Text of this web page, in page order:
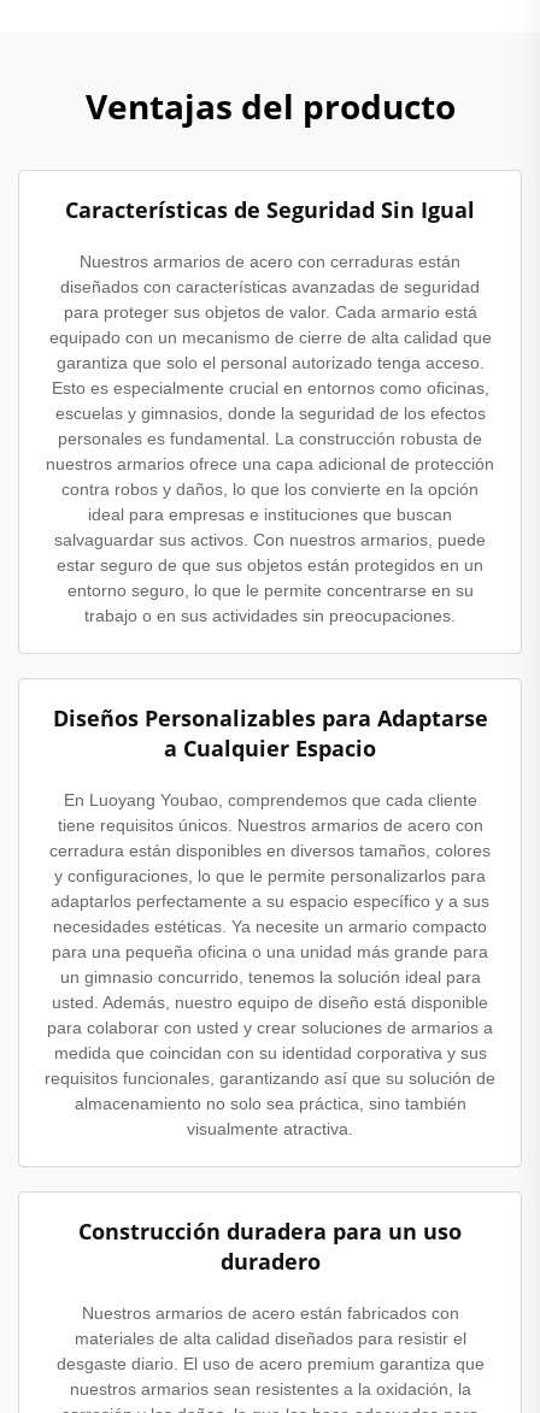
Ventajas del producto
Características de Seguridad Sin Igual
Nuestros armarios de acero con cerraduras están
diseñados con características avanzadas de seguridad
para proteger sus objetos de valor. Cada armario está
equipado con un mecanismo de cierre de alta calidad que
garantiza que solo el personal autorizado tenga acceso.
Esto es especialmente crucial en entornos como oficinas,
escuelas y gimnasios, donde la seguridad de los efectos
personales es fundamental. La construcción robusta de
nuestros armarios ofrece una capa adicional de protección
contra robos y daños, lo que los convierte en la opción
ideal para empresas e instituciones que buscan
salvaguardar sus activos. Con nuestros armarios, puede
estar seguro de que sus objetos están protegidos en un
entorno seguro, lo que le permite concentrarse en su
trabajo o en sus actividades sin preocupaciones.
Diseños Personalizables para Adaptarse
a Cualquier Espacio
En Luoyang Youbao, comprendemos que cada cliente
tiene requisitos únicos. Nuestros armarios de acero con
cerradura están disponibles en diversos tamaños, colores
y configuraciones, lo que le permite personalizarlos para
adaptarlos perfectamente a su espacio específico y a sus
necesidades estéticas. Ya necesite un armario compacto
para una pequeña oficina o una unidad más grande para
un gimnasio concurrido, tenemos la solución ideal para
usted. Además, nuestro equipo de diseño está disponible
para colaborar con usted y crear soluciones de armarios a
medida que coincidan con su identidad corporativa y sus
requisitos funcionales, garantizando así que su solución de
almacenamiento no solo sea práctica, sino también
visualmente atractiva.
Construcción duradera para un uso
duradero
Nuestros armarios de acero están fabricados con
materiales de alta calidad diseñados para resistir el
desgaste diario. El uso de acero premium garantiza que
nuestros armarios sean resistentes a la oxidación, la